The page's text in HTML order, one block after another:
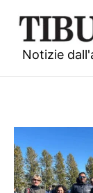
contenuto
Notizie